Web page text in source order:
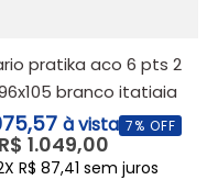
branco itatiaia
à vista 7% OFF
R$ 1.049,00
X R$ 87,41 sem juros